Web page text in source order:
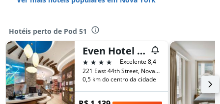
Hotéis perto de Pod 51
Even Hotel New York - Midtown East By IHG
4 estrelas
Excelente 8,4
221 East 44th Street, Nova York, NY, Estados Unidos
0,5 km do centro da cidade